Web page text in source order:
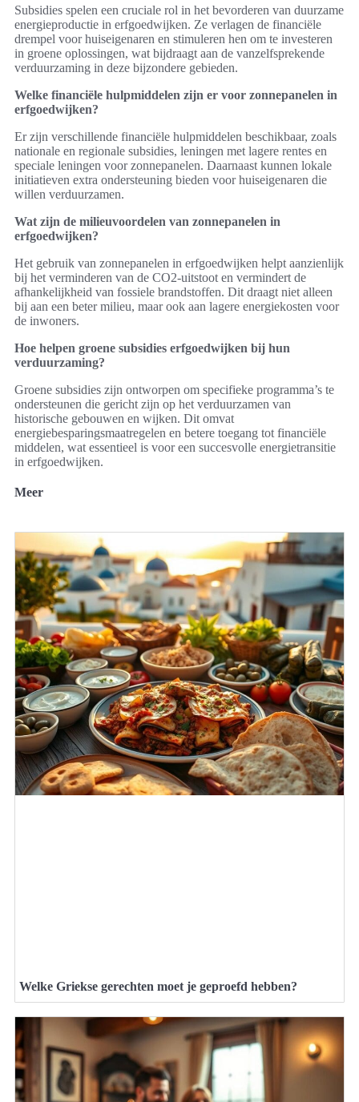
Subsidies spelen een cruciale rol in het bevorderen van duurzame
energieproductie in erfgoedwijken. Ze verlagen de financiële
drempel voor huiseigenaren en stimuleren hen om te investeren
in groene oplossingen, wat bijdraagt aan de vanzelfsprekende
verduurzaming in deze bijzondere gebieden.
Welke financiële hulpmiddelen zijn er voor zonnepanelen in
erfgoedwijken?
Er zijn verschillende financiële hulpmiddelen beschikbaar, zoals
nationale en regionale subsidies, leningen met lagere rentes en
speciale leningen voor zonnepanelen. Daarnaast kunnen lokale
initiatieven extra ondersteuning bieden voor huiseigenaren die
willen verduurzamen.
Wat zijn de milieuvoordelen van zonnepanelen in
erfgoedwijken?
Het gebruik van zonnepanelen in erfgoedwijken helpt aanzienlijk
bij het verminderen van de CO2-uitstoot en vermindert de
afhankelijkheid van fossiele brandstoffen. Dit draagt niet alleen
bij aan een beter milieu, maar ook aan lagere energiekosten voor
de inwoners.
Hoe helpen groene subsidies erfgoedwijken bij hun
verduurzaming?
Groene subsidies zijn ontworpen om specifieke programma’s te
ondersteunen die gericht zijn op het verduurzamen van
historische gebouwen en wijken. Dit omvat
energiebesparingsmaatregelen en betere toegang tot financiële
middelen, wat essentieel is voor een succesvolle energietransitie
in erfgoedwijken.
Meer
Welke Griekse gerechten moet je geproefd hebben?